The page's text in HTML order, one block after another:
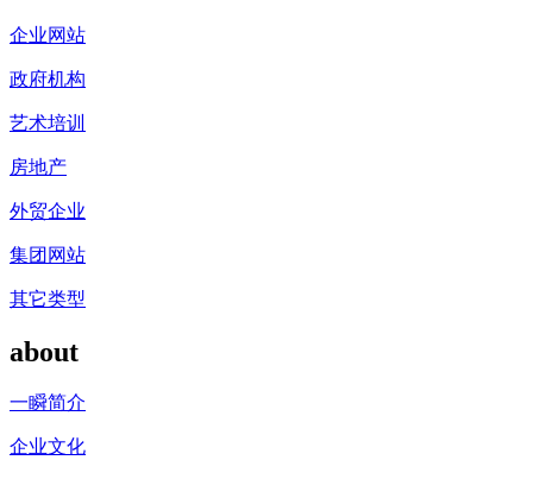
企业网站
政府机构
艺术培训
房地产
外贸企业
集团网站
其它类型
about
一瞬简介
企业文化